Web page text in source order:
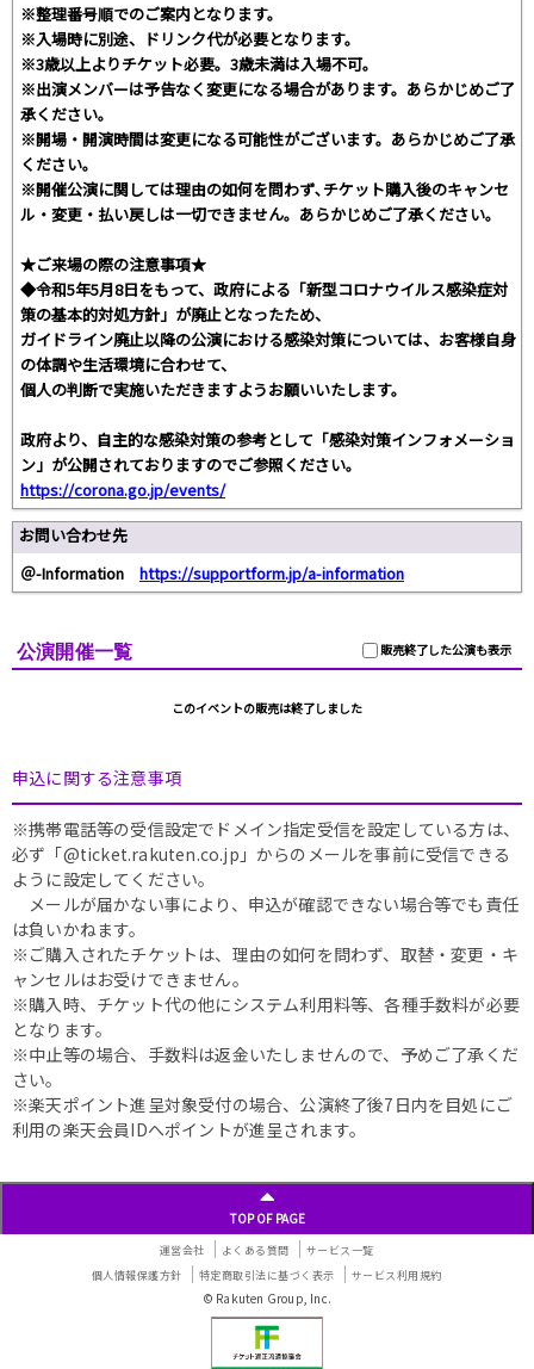
※整理番号順でのご案内となります。
※入場時に別途、ドリンク代が必要となります。
※3歳以上よりチケット必要。3歳未満は入場不可。
※出演メンバーは予告なく変更になる場合があります。あらかじめご了
承ください。
※開場・開演時間は変更になる可能性がございます。あらかじめご了承
ください。
※開催公演に関しては理由の如何を問わず､チケット購入後のキャンセ
ル・変更・払い戻しは一切できません。あらかじめご了承ください。
★ご来場の際の注意事項★
◆令和5年5月8日をもって、政府による「新型コロナウイルス感染症対
策の基本的対処方針」が廃止となったため、
ガイドライン廃止以降の公演における感染対策については、お客様自身
の体調や生活環境に合わせて、
個人の判断で実施いただきますようお願いいたします。
政府より、自主的な感染対策の参考として「感染対策インフォメーショ
ン」が公開されておりますのでご参照ください。
https://corona.go.jp/events/
お問い合わせ先
＠-Information https://supportform.jp/a-information
販売終了した公演も表示
公演開催一覧
このイベントの販売は終了しました
申込に関する注意事項
※携帯電話等の受信設定でドメイン指定受信を設定している方は、
必ず「@ticket.rakuten.co.jp」からのメールを事前に受信できる
ように設定してください。
メールが届かない事により、申込が確認できない場合等でも責任
は負いかねます。
※ご購入されたチケットは、理由の如何を問わず、取替・変更・キ
ャンセルはお受けできません。
※購入時、チケット代の他にシステム利用料等、各種手数料が必要
となります。
※中止等の場合、手数料は返金いたしませんので、予めご了承くだ
さい。
※楽天ポイント進呈対象受付の場合、公演終了後7日内を目処にご
利用の楽天会員IDへポイントが進呈されます。
TOP OF PAGE
運営会社 よくある質問
サービス一覧
個人情報保護方針
特定商取引法に基づく表示 サービス利用規約
© Rakuten Group, Inc.